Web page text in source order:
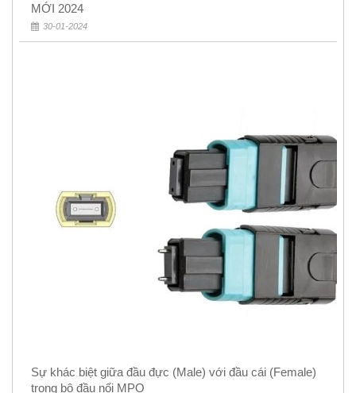
MỚI 2024
30-01-2024
Sự khác biệt giữa đầu đực (Male) với đầu cái (Female)
trong bộ đầu nối MPO